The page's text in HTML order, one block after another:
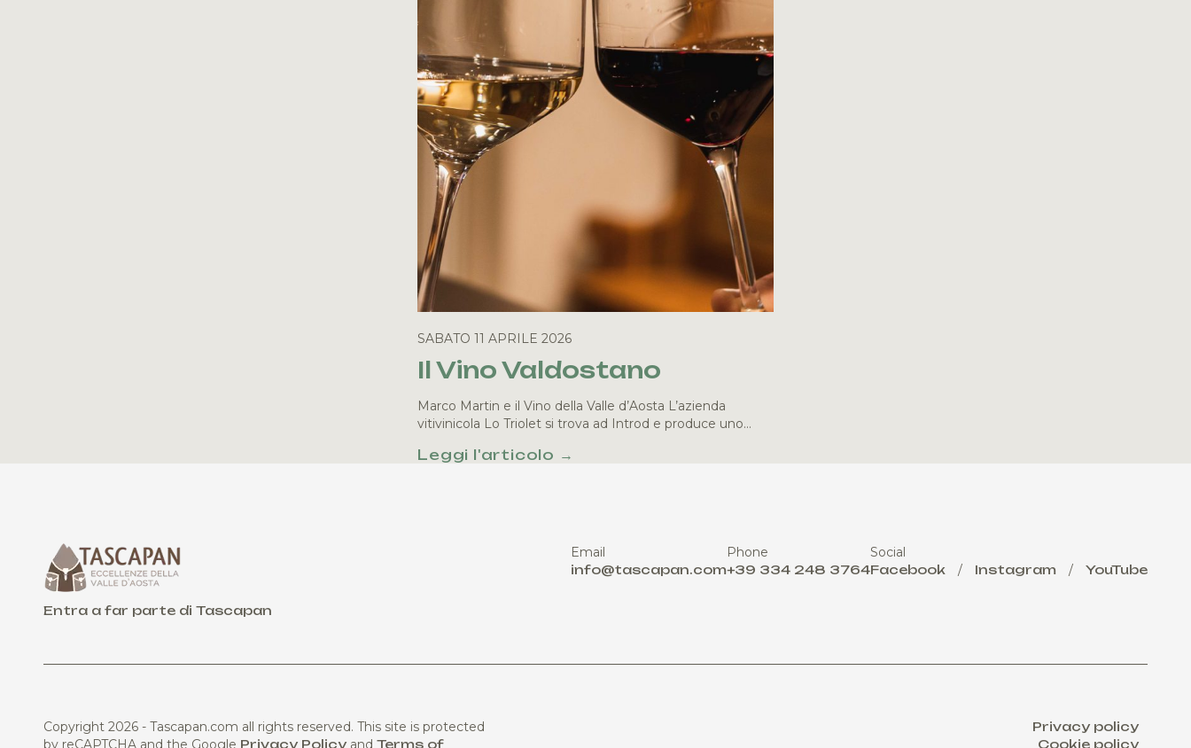
SABATO 11 APRILE 2026
Il Vino Valdostano
Marco Martin e il Vino della Valle d’Aosta L’azienda
vitivinicola Lo Triolet si trova ad Introd e produce uno…
Leggi l'articolo →
Entra a far parte di Tascapan
Email
info@tascapan.com
Phone
+39 334 248 3764
Social
Facebook / Instagram / YouTube
Copyright 2026 - Tascapan.com all rights reserved. This site is protected
by reCAPTCHA and the Google Privacy Policy andTerms of
Privacy policy
Cookie policy